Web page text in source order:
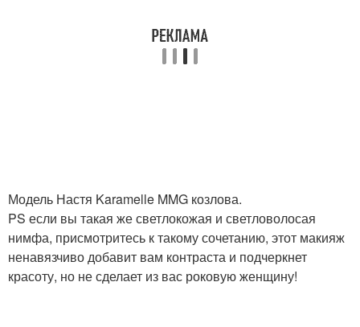
Модель Настя Karamelle MMG козлова.
PS если вы такая же светлокожая и светловолосая
нимфа, присмотритесь к такому сочетанию, этот макияж
ненавязчиво добавит вам контраста и подчеркнет
красоту, но не сделает из вас роковую женщину!